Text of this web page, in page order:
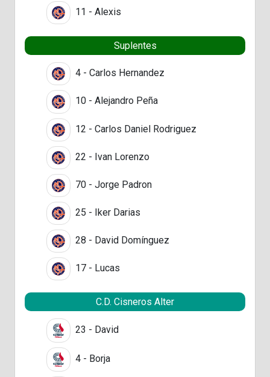
11 - Alexis
Suplentes
4 - Carlos Hernandez
10 - Alejandro Peña
12 - Carlos Daniel Rodriguez
22 - Ivan Lorenzo
70 - Jorge Padron
25 - Iker Darias
28 - David Domínguez
17 - Lucas
C.D. Cisneros Alter
23 - David
4 - Borja